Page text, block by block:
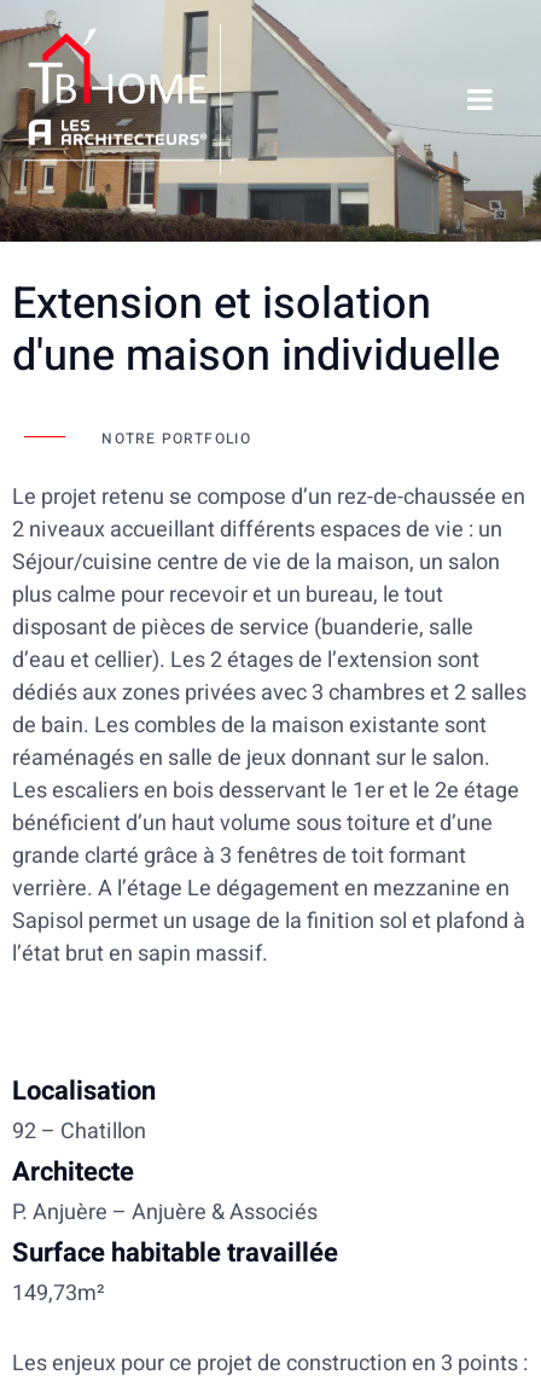
Extension et isolation
d'une maison individuelle
NOTRE PORTFOLIO
Le projet retenu se compose d’un rez-de-chaussée en
2 niveaux accueillant différents espaces de vie : un
Séjour/cuisine centre de vie de la maison, un salon
plus calme pour recevoir et un bureau, le tout
disposant de pièces de service (buanderie, salle
d’eau et cellier). Les 2 étages de l’extension sont
dédiés aux zones privées avec 3 chambres et 2 salles
de bain. Les combles de la maison existante sont
réaménagés en salle de jeux donnant sur le salon.
Les escaliers en bois desservant le 1er et le 2e étage
bénéficient d’un haut volume sous toiture et d’une
grande clarté grâce à 3 fenêtres de toit formant
verrière. A l’étage Le dégagement en mezzanine en
Sapisol permet un usage de la finition sol et plafond à
l’état brut en sapin massif.
Localisation
92 – Chatillon
Architecte
P. Anjuère – Anjuère & Associés
Surface habitable travaillée
149,73m²
Les enjeux pour ce projet de construction en 3 points :